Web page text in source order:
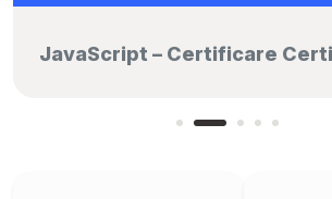
JavaScript – Certificare